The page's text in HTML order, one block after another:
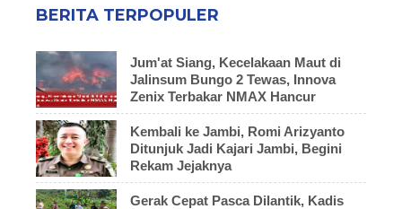
BERITA TERPOPULER
Jum'at Siang, Kecelakaan Maut di
Jalinsum Bungo 2 Tewas, Innova
Zenix Terbakar NMAX Hancur
Kembali ke Jambi, Romi Arizyanto
Ditunjuk Jadi Kajari Jambi, Begini
Rekam Jejaknya
Gerak Cepat Pasca Dilantik, Kadis